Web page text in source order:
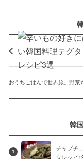
おうちごはんで世界旅。野菜
韓
1
チャプチ
立レシピ